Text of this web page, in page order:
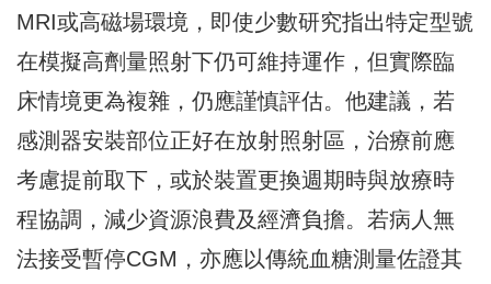
MRI或高磁場環境，即使少數研究指出特定型號
在模擬高劑量照射下仍可維持運作，但實際臨
床情境更為複雜，仍應謹慎評估。他建議，若
感測器安裝部位正好在放射照射區，治療前應
考慮提前取下，或於裝置更換週期時與放療時
程協調，減少資源浪費及經濟負擔。若病人無
法接受暫停CGM，亦應以傳統血糖測量佐證其